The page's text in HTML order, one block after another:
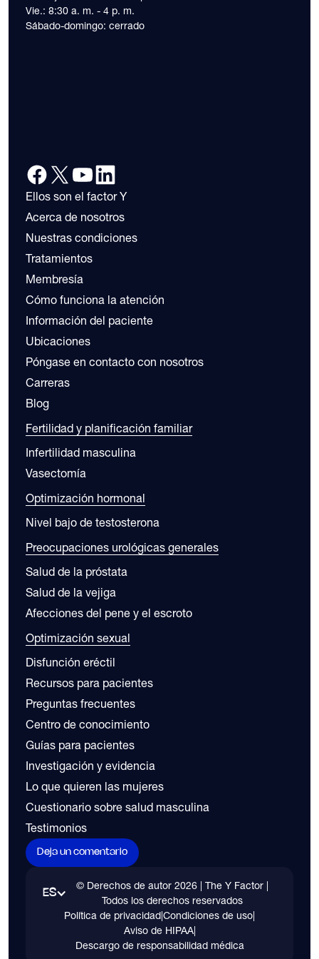
Vie.: 8:30 a. m. - 4 p. m.
Sábado-domingo: cerrado
Ellos son el factor Y
Acerca de nosotros
Nuestras condiciones
Tratamientos
Membresía
Cómo funciona la atención
Información del paciente
Ubicaciones
Póngase en contacto con nosotros
Carreras
Blog
Fertilidad y planificación familiar
Infertilidad masculina
Vasectomía
Optimización hormonal
Nivel bajo de testosterona
Preocupaciones urológicas generales
Salud de la próstata
Salud de la vejiga
Afecciones del pene y el escroto
Optimización sexual
Disfunción eréctil
Recursos para pacientes
Preguntas frecuentes
Centro de conocimiento
Guías para pacientes
Investigación y evidencia
Lo que quieren las mujeres
Cuestionario sobre salud masculina
Testimonios
Deja un comentario
ES
© Derechos de autor2026 | The Y Factor |
Todos los derechos reservados
Política de privacidad|Condiciones de uso|
Aviso de HIPAA|
Descargo de responsabilidad médica